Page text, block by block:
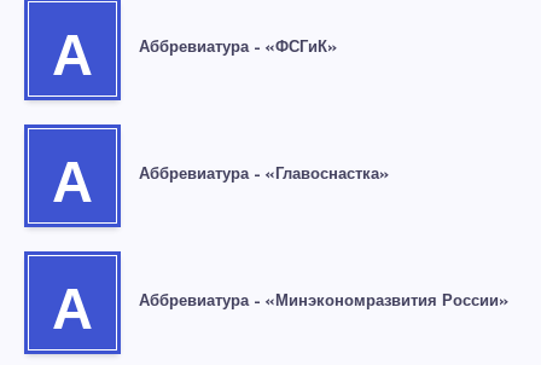
А Аббревиатура – «ФСГиК»
А Аббревиатура – «Главоснастка»
А Аббревиатура – «Минэкономразвития России»